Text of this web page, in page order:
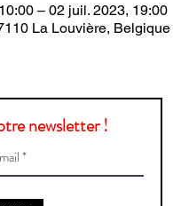
– 02 juil. 2023, 19:00
La Louvière, Belgique
newsletter !